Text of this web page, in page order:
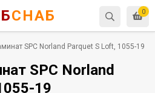
0
СНАБ
SPC Norland Parquet S Loft, 1055-19
SPC Norland
19